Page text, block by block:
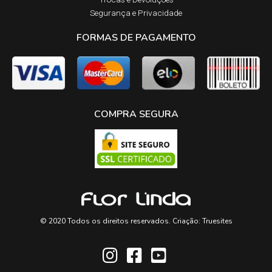
Segurança e Privacidade
FORMAS DE PAGAMENTO
COMPRA SEGURA
© 2020 Todos os direitos reservados. Criação: Truesites